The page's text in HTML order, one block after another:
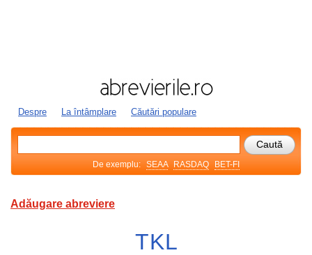
Despre La întâmplare Căutări populare
De exemplu: SEAA RASDAQ BET-FI
Adăugare abreviere
TKL